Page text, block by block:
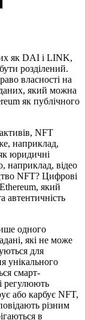
як DAI і LINK,
розділений.
власності на
який можна
як публічного
NFT
наприклад,
юридичні
наприклад, відео
NFT? Цифрові
який
автентичність
одного
які не може
для
унікального
смарт-
регулюють
або карбує NFT,
різним
в